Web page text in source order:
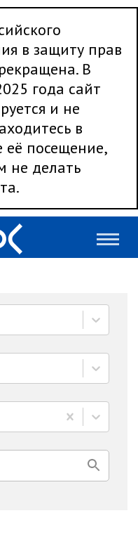
в защиту прав
В
года сайт
и не
в
её посещение,
не делать